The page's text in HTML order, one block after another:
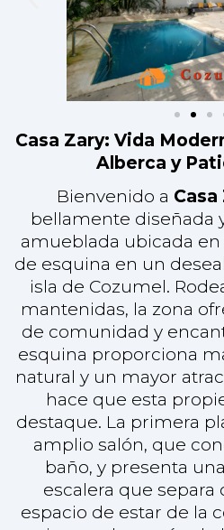
de esquina en un
isla de Cozumel.
mantenidas, la zona
de comunidad y
esquina proporciona
natural y un mayor
hace que esta
destaque. La primera
amplio salón, que
baño, y presenta
escalera que separa
espacio de estar de la
cocina es el corazón de
que incluye una
serena zona de la
comedor que
creando un flujo
el
En la segunda
dormitorios, cada uno
de baño completo,
privacidad y
principal cuenta con